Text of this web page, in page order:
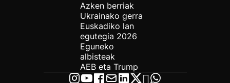
Azken berriak
Ukrainako gerra
Euskadiko lan
egutegia 2026
Eguneko
albisteak
AEB eta Trump